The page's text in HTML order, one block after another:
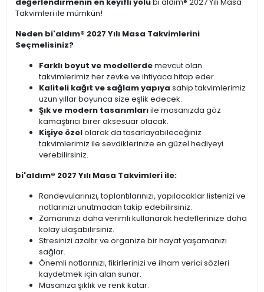
değerlendirmenin en keyifli yolubi'aldım® 2027 Yılı Masa
Takvimleri ile mümkün!
Neden bi'aldım® 2027 Yılı Masa Takvimlerini
Seçmelisiniz?
Farklı boyut ve modellerdemevcut olan
takvimlerimiz her zevke ve ihtiyaca hitap eder.
Kaliteli kağıt ve sağlam yapıya sahip takvimlerimiz
uzun yıllar boyunca size eşlik edecek.
Şık ve modern tasarımlarıile masanızda göz
kamaştırıcı birer aksesuar olacak.
Kişiye özelolarak da tasarlayabileceğiniz
takvimlerimiz ile sevdiklerinize en güzel hediyeyi
verebilirsiniz.
bi'aldım® 2027 Yılı Masa Takvimleri ile:
Randevularınızı, toplantılarınızı, yapılacaklar listenizi ve
notlarınızı unutmadan takip edebilirsiniz.
Zamanınızı daha verimli kullanarak hedeflerinize daha
kolay ulaşabilirsiniz.
Stresinizi azaltır ve organize bir hayat yaşamanızı
sağlar.
Önemli notlarınızı, fikirlerinizi ve ilham verici sözleri
kaydetmek için alan sunar.
Masanıza şıklık ve renk katar.